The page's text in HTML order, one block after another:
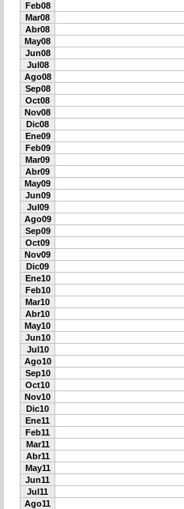
Feb08
Mar08
Abr08
May08
Jun08
Jul08
Ago08
Sep08
Oct08
Nov08
Dic08
Ene09
Feb09
Mar09
Abr09
May09
Jun09
Jul09
Ago09
Sep09
Oct09
Nov09
Dic09
Ene10
Feb10
Mar10
Abr10
May10
Jun10
Jul10
Ago10
Sep10
Oct10
Nov10
Dic10
Ene11
Feb11
Mar11
Abr11
May11
Jun11
Jul11
Ago11